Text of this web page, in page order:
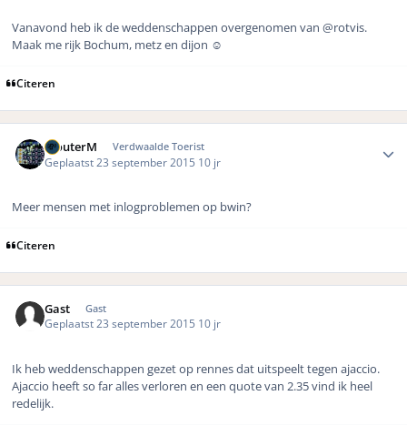
Vanavond heb ik de weddenschappen overgenomen van @rotvis.
Maak me rijk Bochum, metz en dijon ☺️
Citeren
WouterM Verdwaalde Toerist
Geplaatst 23 september 2015 10 jr
Meer mensen met inlogproblemen op bwin?
Citeren
Gast Gast
Geplaatst23 september 2015 10 jr
Ik heb weddenschappen gezet op rennes dat uitspeelt tegen ajaccio.
Ajaccio heeft so far alles verloren en een quote van 2.35 vind ik heel
redelijk.